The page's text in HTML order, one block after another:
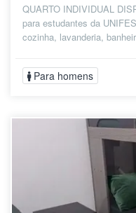
QUARTO INDIVIDUAL
para estudantes da
cozinha, lavanderia,
Para homens